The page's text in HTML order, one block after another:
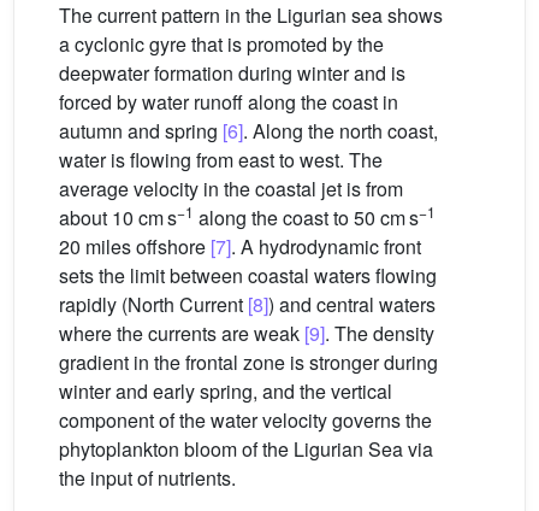
The current pattern in the Ligurian sea shows
a cyclonic gyre that is promoted by the
deepwater formation during winter and is
forced by water runoff along the coast in
autumn and spring [6]. Along the north coast,
water is flowing from east to west. The
average velocity in the coastal jet is from
about 10 cm s−1 along the coast to 50 cm s−1
20 miles offshore [7]. A hydrodynamic front
sets the limit between coastal waters flowing
rapidly (North Current [8]) and central waters
where the currents are weak [9]. The density
gradient in the frontal zone is stronger during
winter and early spring, and the vertical
component of the water velocity governs the
phytoplankton bloom of the Ligurian Sea via
the input of nutrients.